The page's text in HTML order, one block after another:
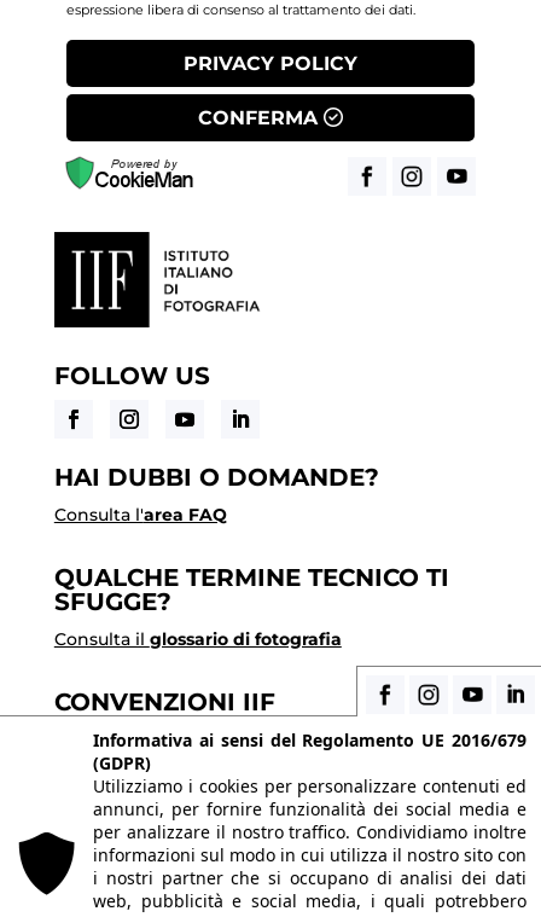
espressione libera di consenso al trattamento dei dati.
PRIVACY POLICY
CONFERMA
FOLLOW US
HAI DUBBI O DOMANDE?
Consulta l'area FAQ
QUALCHE TERMINE TECNICO TI
SFUGGE?
Consulta il glossario di fotografia
CONVENZIONI IIF
Scopri i vantaggi di essere uno studente di IIF
© 2026 Istituto Italiano di Fotografia® srl, Via
Enrico Caviglia 3, 20139 Milano | Tel 02/58107623 -
02/58107139
Informativa ai sensi del Regolamento UE 2016/679
(GDPR)
Utilizziamo i cookies per personalizzare contenuti ed
annunci, per fornire funzionalità dei social media e
per analizzare il nostro traffico. Condividiamo inoltre
informazioni sul modo in cui utilizza il nostro sito con
i nostri partner che si occupano di analisi dei dati
web, pubblicità e social media, i quali potrebbero